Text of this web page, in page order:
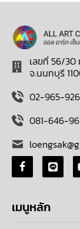
เลขที่ 56/30
จ.นนทบุรี
02-965-
081-646-
เมนูหลัก